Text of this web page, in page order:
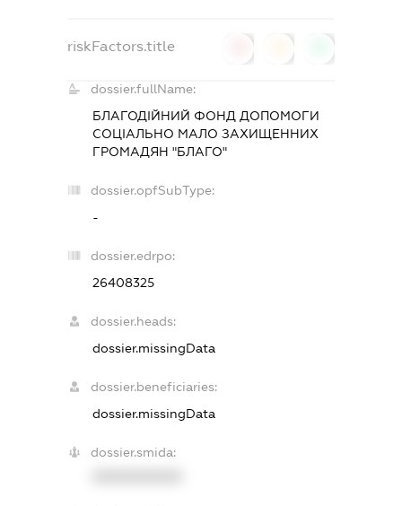
riskFactors.title
dossier.fullName:
БЛАГОДІЙНИЙ ФОНД ДОПОМОГИ
СОЦІАЛЬНО МАЛО ЗАХИЩЕННИХ
ГРОМАДЯН "БЛАГО"
dossier.opfSubType:
-
dossier.edrpo:
26408325
dossier.heads:
dossier.missingData
dossier.beneficiaries:
dossier.missingData
dossier.smida: